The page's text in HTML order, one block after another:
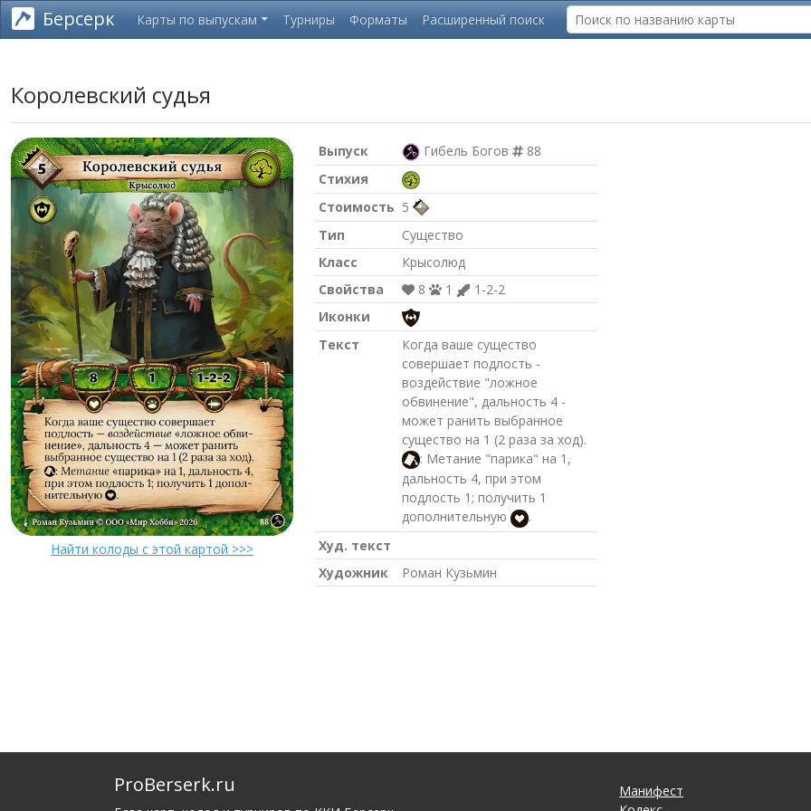
Берсерк Карты по выпускам Турниры Форматы Расширенный поиск
Королевский судья
Найти колоды с этой картой >>>
Выпуск Гибель Богов
88
Стихия
Стоимость 5
Тип
Существо
Класс
Крысолюд
Свойства
8 1
1-2-2
Иконки
Текст
Когда ваше существо
совершает подлость -
воздействие "ложное
обвинение", дальность 4 -
может ранить выбранное
существо на 1 (2 раза за ход).
: Метание "парика" на 1,
дальность 4, при этом
подлость 1; получить 1
дополнительную
.
Худ. текст
Художник
Роман Кузьмин
ProBerserk.ru
Манифест